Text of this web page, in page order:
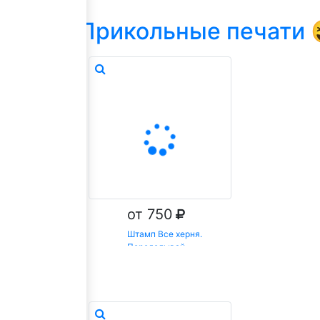
Прикольные печати
от 750
Штамп Все херня.
Переделывай